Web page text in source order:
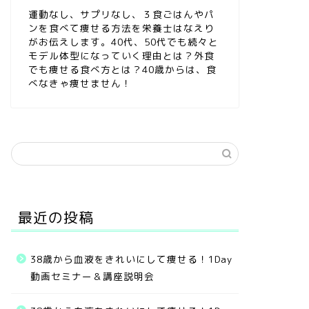
運動なし、サプリなし、３食ごはんやパ
ンを食べて痩せる方法を栄養士はなえり
がお伝えします。40代、50代でも続々と
モデル体型になっていく理由とは？外食
でも痩せる食べ方とは？40歳からは、食
べなきゃ痩せません！
最近の投稿
38歳から血液をきれいにして痩せる！1Day
動画セミナー＆講座説明会